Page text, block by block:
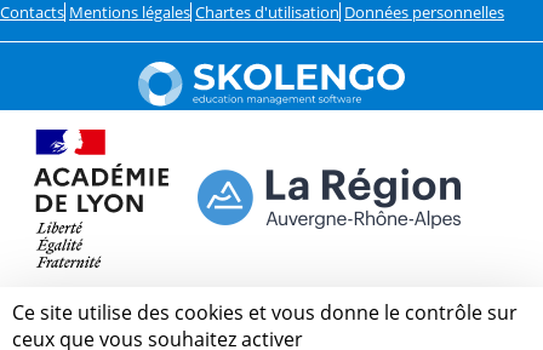
Contacts Mentions légales Chartes d'utilisation Données personnelles
Ce site utilise des cookies et vous donne le contrôle sur
ceux que vous souhaitez activer